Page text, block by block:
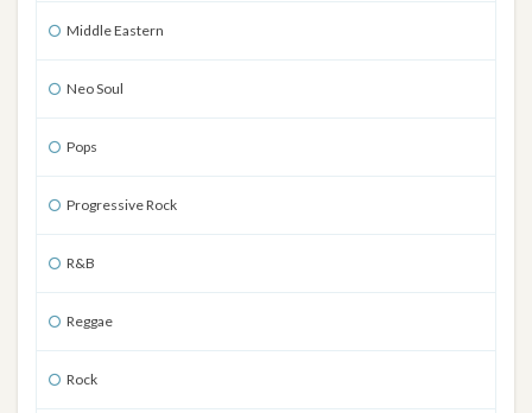
Middle Eastern
Neo Soul
Pops
Progressive Rock
R&B
Reggae
Rock